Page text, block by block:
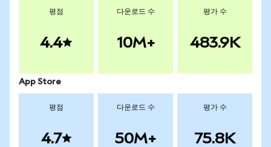
평점
4.4
다운로드 수
10M+
평가 수
483.9K
App Store
평점
4.7
다운로드 수
50M+
평가 수
75.8K